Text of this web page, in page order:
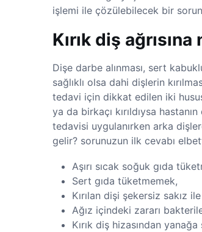
işlemi ile çözülebilecek bir
Kırık diş
Dişe darbe alınması, sert
sağlıklı olsa dahi dişlerin
tedavi için dikkat edilen iki
ya da birkaçı kırıldıysa
tedavisi uygulanırken arka
gelir? sorunuzun ilk cevabı
Aşırı sıcak soğuk gıda
Sert gıda tüketmemek,
Kırılan dişi şekersiz sakız
Ağız içindeki zararı
Kırık diş hizasından